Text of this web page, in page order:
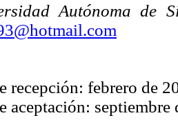
Autónoma de
recepción: febrero de
aceptación: septiembre